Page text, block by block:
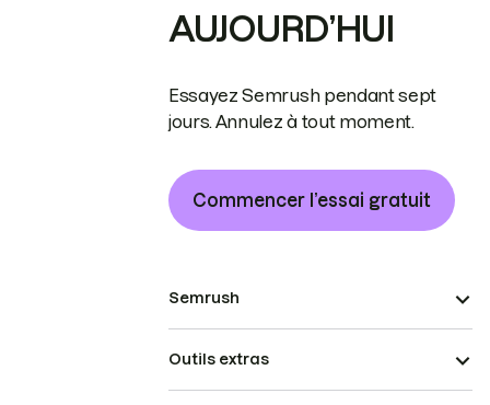
AUJOURD’HUI
Essayez Semrush pendant sept
jours. Annulez à tout moment.
Commencer l’essai gratuit
Semrush
Outils extras